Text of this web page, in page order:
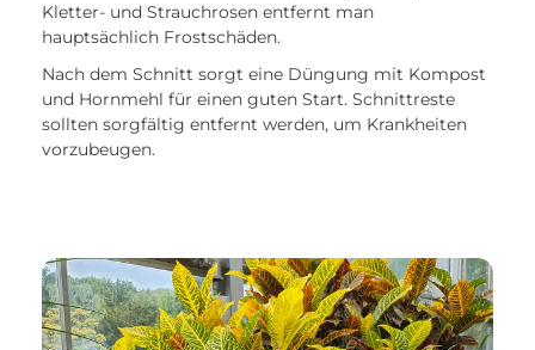
Kletter- und Strauchrosen entfernt man
hauptsächlich Frostschäden.
Nach dem Schnitt sorgt eine Düngung mit Kompost
und Hornmehl für einen guten Start. Schnittreste
sollten sorgfältig entfernt werden, um Krankheiten
vorzubeugen.